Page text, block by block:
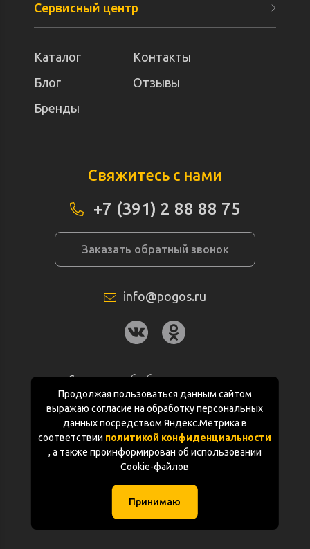
Продолжая пользоваться данным сайтом
выражаю согласие на обработку персональных
данных посредством Яндекс.Метрика в
соответствии политикой конфиденциальности
, а также проинформирован об использовании
Cookie-файлов
Принимаю
Сервисный центр
Каталог
Контакты
Блог
Отзывы
Бренды
Свяжитесь с нами
+7 (391) 2 88 88 75
Заказать обратный звонок
info@pogos.ru
Согласие на обработку персональных
данных
Политика конфиденциальности
Документация
(с) «POGOS.ru» 2010-2026 (ИП Чивчян М.Р.)